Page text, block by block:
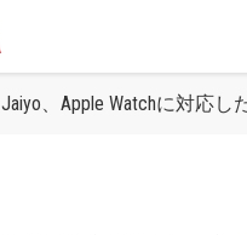
Jaiyo、Apple Watchに対応し